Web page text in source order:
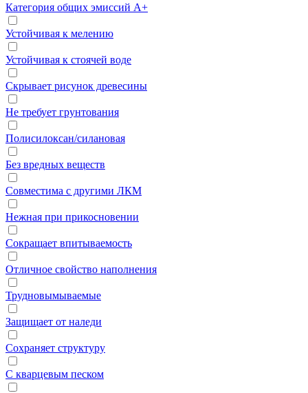
Категория общих эмиссий А+
Устойчивая к мелению
Устойчивая к стоячей воде
Скрывает рисунок древесины
Не требует грунтования
Полисилоксан/силановая
Без вредных веществ
Совместима с другими ЛКМ
Нежная при прикосновении
Сокращает впитываемость
Отличное свойство наполнения
Трудновымываемые
Защищает от наледи
Сохраняет структуру
С кварцевым песком